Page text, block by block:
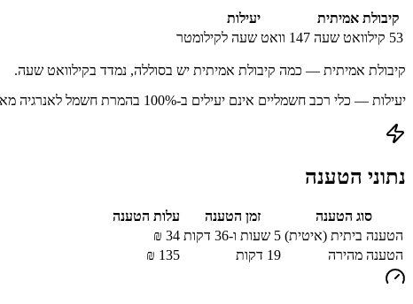
קיבולת אמיתית
יעילות
53 קילוואט שעה 147 וואט שעה לקילומטר
קיבולת אמיתית — כמה קיבולת אמיתית יש בסוללה, נמדד בקילוואט שעה.
יעילות — כלי רכב חשמליים אינם יעילים ב-100% בהמרת חשמל לאנרגיה מאוחסנת עקב הפסדים בתהליך הטעינה.
נתוני הטענה
סוג הטענה זמן הטענה
עלות הטענה
הטענה ביתית (איטית) 5 שעות ו-36 דקות 34
₪
הטענה מהירה
19 דקות 135
₪